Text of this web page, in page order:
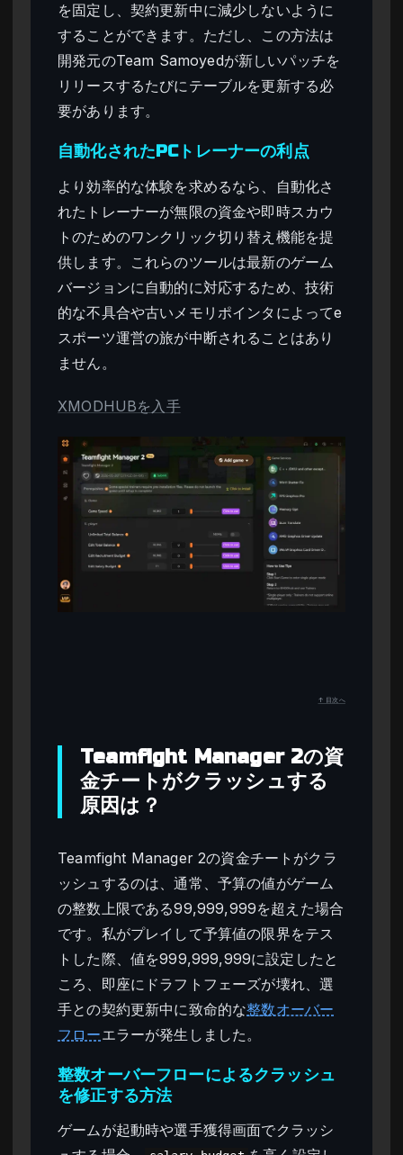
を固定し、契約更新中に減少しないように
することができます。ただし、この方法は
開発元のTeam Samoyedが新しいパッチを
リリースするたびにテーブルを更新する必
要があります。
自動化されたPCトレーナーの利点
より効率的な体験を求めるなら、自動化さ
れたトレーナーが無限の資金や即時スカウ
トのためのワンクリック切り替え機能を提
供します。これらのツールは最新のゲーム
バージョンに自動的に対応するため、技術
的な不具合や古いメモリポインタによってe
スポーツ運営の旅が中断されることはあり
ません。
XMODHUBを入手
↑ 目次へ
Teamfight Manager 2の資
金チートがクラッシュする
原因は？
Teamfight Manager 2の資金チートがクラ
ッシュするのは、通常、予算の値がゲーム
の整数上限である99,999,999を超えた場合
です。私がプレイして予算値の限界をテス
トした際、値を999,999,999に設定したと
ころ、即座にドラフトフェーズが壊れ、選
手との契約更新中に致命的な整数オーバー
フローエラーが発生しました。
整数オーバーフローによるクラッシュ
を修正する方法
ゲームが起動時や選手獲得画面でクラッシ